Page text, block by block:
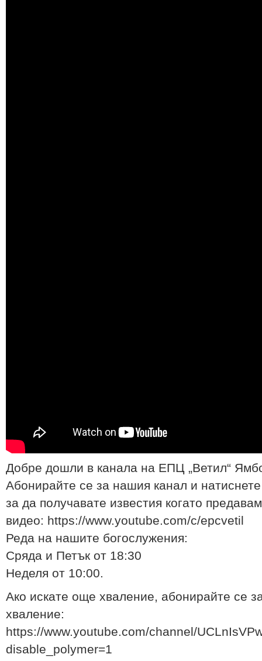
Добре дошли в канала на ЕПЦ „Ветил“
Абонирайте се за нашия канал и
за да получавате известия когато
видео: https://www.youtube.com/c/epcvetil
Реда на нашите богослyжения:
Сряда и Петък от 18:30
Неделя от 10:00.
Ако искате още хваление, абонирайте се
хваление:
https://www.youtube.com/channel/
disable_polymer=1